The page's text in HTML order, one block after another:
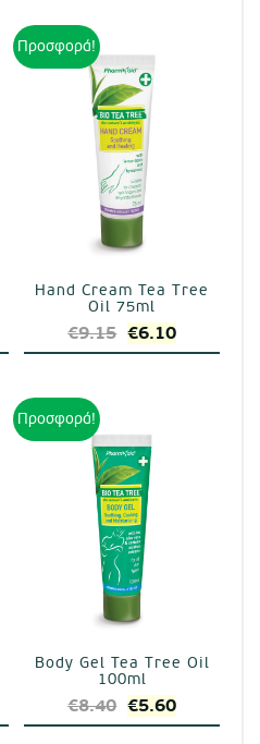
Προσφορά!
Hand Cream Tea Tree
Oil 75ml
€9.15 Original
price
€6.10Η
τρέχουσα
Προσφορά!
Body Gel Tea Tree Oil
100ml
€8.40 Original
price
€5.60Η
τρέχουσα